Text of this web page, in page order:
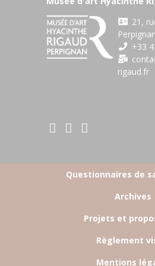
21,
Perpignan
+33
rigaud.fr
BOTTOM FOOTER MENU
Questionnaires de
Archives
Projets et
Règlement
Mentions